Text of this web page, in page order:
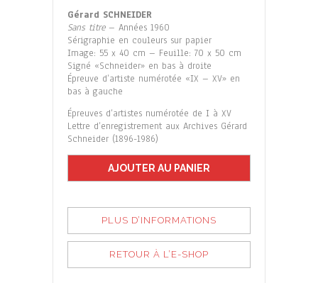
Gérard SCHNEIDER
Sans titre– Années 1960
Sérigraphie en couleurs sur papier
Image: 55 x 40 cm – Feuille: 70 x 50 cm
Signé «Schneider» en bas à droite
Épreuve d’artiste numérotée «IX – XV» en
bas à gauche
Épreuves d’artistes numérotée de I à XV
Lettre d’enregistrement aux Archives Gérard
Schneider (1896-1986)
AJOUTER AU PANIER
PLUS D’INFORMATIONS
RETOUR À L’E-SHOP